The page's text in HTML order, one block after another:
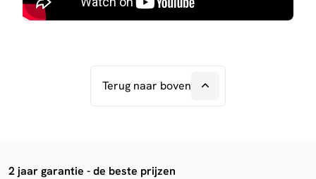
Terug naar boven
2 jaar garantie - de beste prijzen